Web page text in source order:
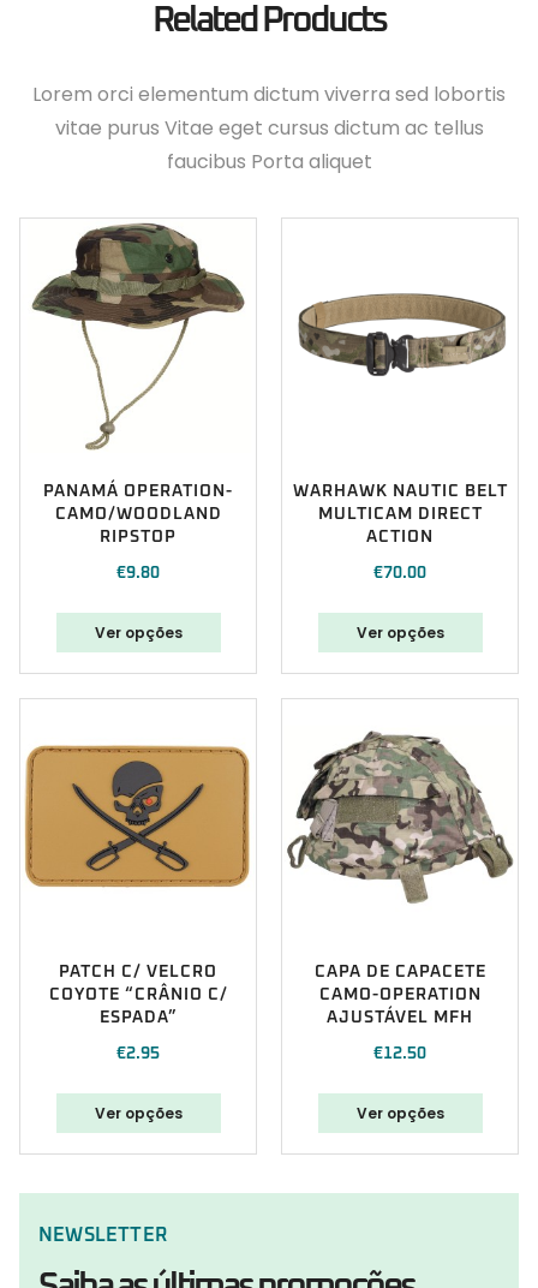
Related Products
Lorem orci elementum dictum viverra sed lobortis
vitae purus Vitae eget cursus dictum ac tellus
faucibus Porta aliquet
PANAMÁ OPERATION-
CAMO/WOODLAND
RIPSTOP
€9.80
Ver opções
WARHAWK NAUTIC BELT
MULTICAM DIRECT
ACTION
€70.00
Ver opções
PATCH C/ VELCRO
COYOTE “CRÂNIO C/
ESPADA”
€2.95
Ver opções
CAPA DE CAPACETE
CAMO-OPERATION
AJUSTÁVEL MFH
€12.50
Ver opções
NEWSLETTER